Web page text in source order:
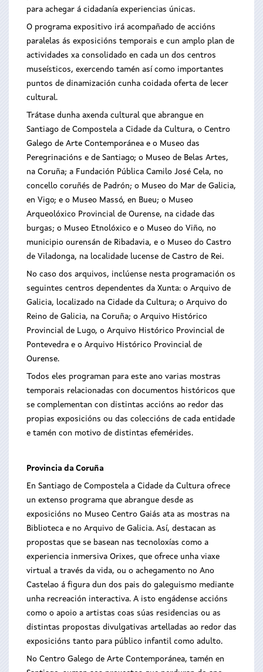
para achegar á cidadanía experiencias únicas.
O programa expositivo irá acompañado de accións
paralelas ás exposicións temporais e cun amplo plan de
actividades xa consolidado en cada un dos centros
museísticos, exercendo tamén así como importantes
puntos de dinamización cunha coidada oferta de lecer
cultural.
Trátase dunha axenda cultural que abrangue en
Santiago de Compostela a Cidade da Cultura, o Centro
Galego de Arte Contemporánea e o Museo das
Peregrinacións e de Santiago; o Museo de Belas Artes,
na Coruña; a Fundación Pública Camilo José Cela, no
concello coruñés de Padrón; o Museo do Mar de Galicia,
en Vigo; e o Museo Massó, en Bueu; o Museo
Arqueolóxico Provincial de Ourense, na cidade das
burgas; o Museo Etnolóxico e o Museo do Viño, no
municipio ourensán de Ribadavia, e o Museo do Castro
de Viladonga, na localidade lucense de Castro de Rei.
No caso dos arquivos, inclúense nesta programación os
seguintes centros dependentes da Xunta: o Arquivo de
Galicia, localizado na Cidade da Cultura; o Arquivo do
Reino de Galicia, na Coruña; o Arquivo Histórico
Provincial de Lugo, o Arquivo Histórico Provincial de
Pontevedra e o Arquivo Histórico Provincial de
Ourense.
Todos eles programan para este ano varias mostras
temporais relacionadas con documentos históricos que
se complementan con distintas accións ao redor das
propias exposicións ou das coleccións de cada entidade
e tamén con motivo de distintas efemérides.
Provincia da Coruña
En Santiago de Compostela a Cidade da Cultura ofrece
un extenso programa que abrangue desde as
exposicións no Museo Centro Gaiás ata as mostras na
Biblioteca e no Arquivo de Galicia. Así, destacan as
propostas que se basean nas tecnoloxías como a
experiencia inmersiva Orixes, que ofrece unha viaxe
virtual a través da vida, ou o achegamento no Ano
Castelao á figura dun dos pais do galeguismo mediante
unha recreación interactiva. A isto engádense accións
como o apoio a artistas coas súas residencias ou as
distintas propostas divulgativas artelladas ao redor das
exposicións tanto para público infantil como adulto.
No Centro Galego de Arte Contemporánea, tamén en